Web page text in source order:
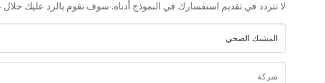
لا تتردد في تقديم استفسارك في النموذج أدناه. سوف نقوم بالرد عليك خلال 24 ساعة.